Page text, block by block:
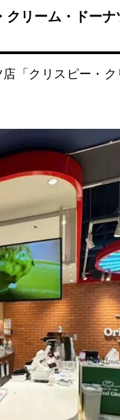
クリーム・ドー
「クリスピー・